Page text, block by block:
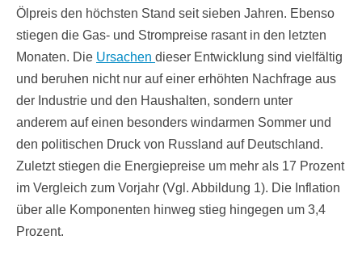
Ölpreis den höchsten Stand seit sieben Jahren. Ebenso
stiegen die Gas- und Strompreise rasant in den letzten
Monaten. Die Ursachen dieser Entwicklung sind vielfältig
und beruhen nicht nur auf einer erhöhten Nachfrage aus
der Industrie und den Haushalten, sondern unter
anderem auf einen besonders windarmen Sommer und
den politischen Druck von Russland auf Deutschland.
Zuletzt stiegen die Energiepreise um mehr als 17 Prozent
im Vergleich zum Vorjahr (Vgl. Abbildung 1). Die Inflation
über alle Komponenten hinweg stieg hingegen um 3,4
Prozent.